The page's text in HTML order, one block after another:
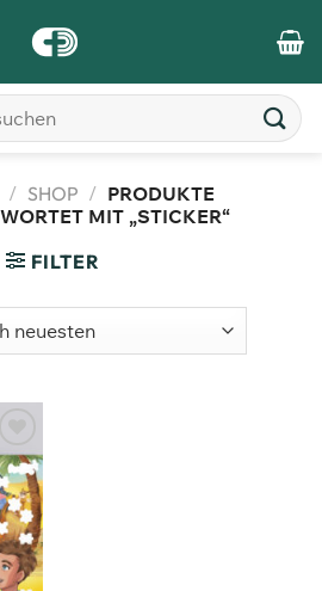
/ SHOP / PRODUKTE
MIT „STICKER“
FILTER